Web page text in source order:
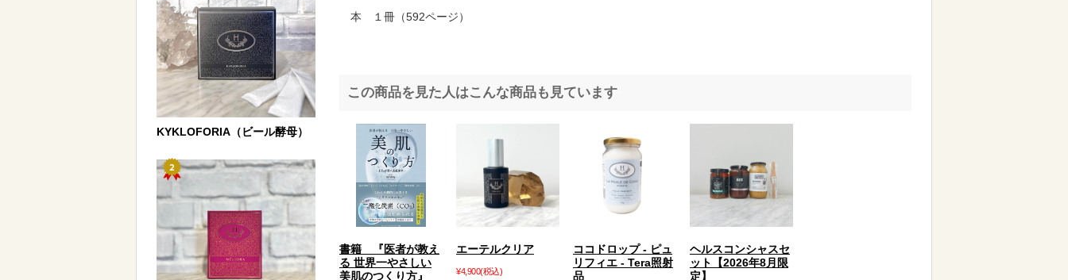
本 １冊（592ページ）
この商品を見た人はこんな商品も見ています
書籍 『医者が教え
る 世界一やさしい
美肌のつくり方』
エーテルクリア
¥4,900(税込)
ココドロップ - ピュ
リフィエ - Tera照射
品
ヘルスコンシャスセ
ット【2026年8月限
定】
KYKLOFORIA（ビール酵母）